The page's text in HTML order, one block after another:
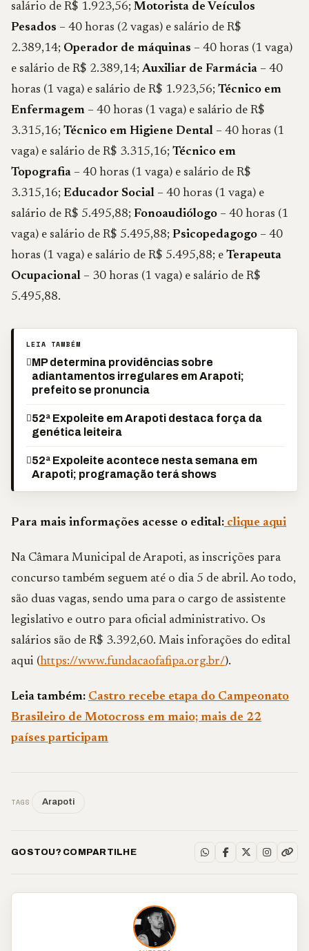
salário de R$ 1.923,56; Motorista de Veículos
Pesados – 40 horas (2 vagas) e salário de R$
2.389,14; Operador de máquinas – 40 horas (1 vaga)
e salário de R$ 2.389,14;Auxiliar de Farmácia – 40
horas (1 vaga) e salário de R$ 1.923,56; Técnico em
Enfermagem – 40 horas (1 vaga) e salário de R$
3.315,16; Técnico em Higiene Dental – 40 horas (1
vaga) e salário de R$ 3.315,16; Técnico em
Topografia – 40 horas (1 vaga) e salário de R$
3.315,16; Educador Social – 40 horas (1 vaga) e
salário de R$ 5.495,88; Fonoaudiólogo – 40 horas (1
vaga) e salário de R$ 5.495,88; Psicopedagogo – 40
horas (1 vaga) e salário de R$ 5.495,88; e Terapeuta
Ocupacional – 30 horas (1 vaga) e salário de R$
5.495,88.
LEIA TAMBÉM
MP determina providências sobre
adiantamentos irregulares em Arapoti;
prefeito se pronuncia
52ª Expoleite em Arapoti destaca força da
genética leiteira
52ª Expoleite acontece nesta semana em
Arapoti; programação terá shows
Para mais informações acesse o edital: clique aqui
Na Câmara Municipal de Arapoti, as inscrições para
concurso também seguem até o dia 5 de abril. Ao todo,
são duas vagas, sendo uma para o cargo de assistente
legislativo e outro para oficial administrativo. Os
salários são de R$ 3.392,60. Mais inforações do edital
aqui (https://www.fundacaofafipa.org.br/).
Leia também: Castro recebe etapa do Campeonato
Brasileiro de Motocross em maio; mais de 22
países participam
TAGS Arapoti
GOSTOU? COMPARTILHE